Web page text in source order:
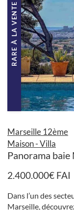
RARE À LA VENTE
Marseille 12ème
Maison - Villa
Panorama
2.400.000€ FAI
Dans l’un des
Marseille,